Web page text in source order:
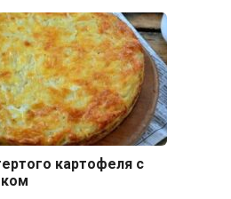
кaртофeля с